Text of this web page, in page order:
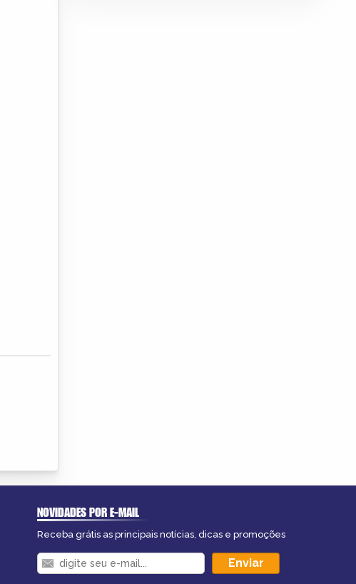
NOVIDADES POR E-MAIL
Receba grátis as principais notícias, dicas e promoções